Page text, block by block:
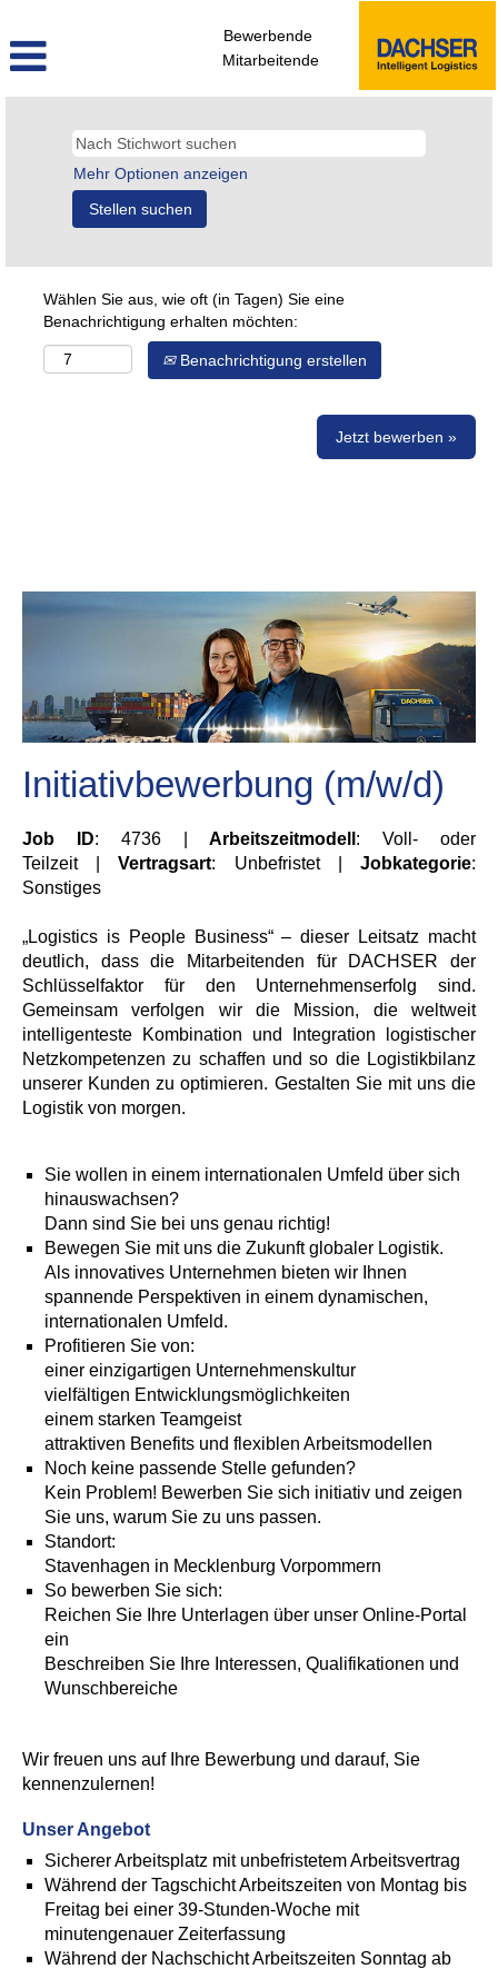
Bewerbende
Mitarbeitende
Mehr Optionen anzeigen
Wählen Sie aus, wie oft (in Tagen) Sie eine
Benachrichtigung erhalten möchten:
Benachrichtigung erstellen
Jetzt bewerben »
Initiativbewerbung (m/w/d)
Job ID: 4736 |Arbeitszeitmodell : Voll- oder
Teilzeit |Vertragsart: Unbefristet |Jobkategorie:
Sonstiges
„Logistics is People Business“ – dieser Leitsatz macht
deutlich, dass die Mitarbeitenden für DACHSER der
Schlüsselfaktor für den Unternehmenserfolg sind.
Gemeinsam verfolgen wir die Mission, die weltweit
intelligenteste Kombination und Integration logistischer
Netzkompetenzen zu schaffen und so die Logistikbilanz
unserer Kunden zu optimieren. Gestalten Sie mit uns die
Logistik von morgen.
Sie wollen in einem internationalen Umfeld über sich
hinauswachsen?
Dann sind Sie bei uns genau richtig!
Bewegen Sie mit uns die Zukunft globaler Logistik.
Als innovatives Unternehmen bieten wir Ihnen
spannende Perspektiven in einem dynamischen,
internationalen Umfeld.
Profitieren Sie von:
einer einzigartigen Unternehmenskultur
vielfältigen Entwicklungsmöglichkeiten
einem starken Teamgeist
attraktiven Benefits und flexiblen Arbeitsmodellen
Noch keine passende Stelle gefunden?
Kein Problem! Bewerben Sie sich initiativ und zeigen
Sie uns, warum Sie zu uns passen.
Standort:
Stavenhagen in Mecklenburg Vorpommern
So bewerben Sie sich:
Reichen Sie Ihre Unterlagen über unser Online-Portal
ein
Beschreiben Sie Ihre Interessen, Qualifikationen und
Wunschbereiche
Wir freuen uns auf Ihre Bewerbung und darauf, Sie
kennenzulernen!
Unser Angebot
Sicherer Arbeitsplatz mit unbefristetem Arbeitsvertrag
Während der Tagschicht Arbeitszeiten von Montag bis
Freitag bei einer 39-Stunden-Woche mit
minutengenauer Zeiterfassung
Während der Nachschicht Arbeitszeiten Sonntag ab